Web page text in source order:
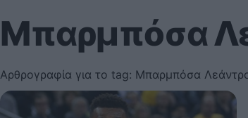
Μπαρμπόσα
Αρθρογραφία για το tag: Μπαρμπόσα